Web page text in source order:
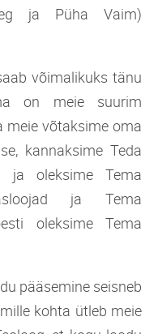
ja Püha Vaim)
võimalikuks tänu
on meie suurim
meie võtaksime oma
kannaksime Teda
ja oleksime Tema
ja Tema
oleksime Tema
pääsemine seisneb
kohta ütleb meie